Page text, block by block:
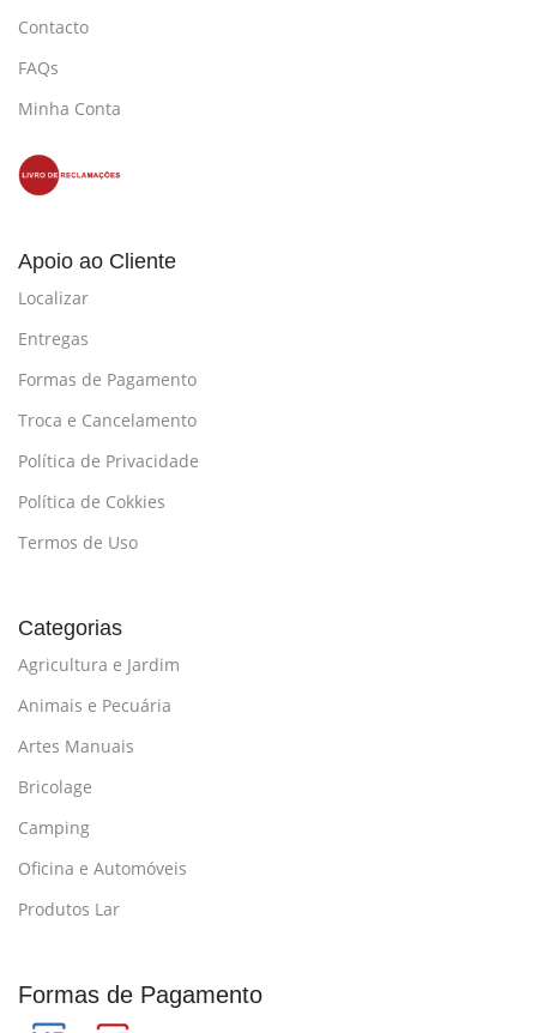
Contacto
FAQs
Minha Conta
Apoio ao Cliente
Localizar
Entregas
Formas de Pagamento
Troca e Cancelamento
Política de Privacidade
Política de Cokkies
Termos de Uso
Categorias
Agricultura e Jardim
Animais e Pecuária
Artes Manuais
Bricolage
Camping
Oficina e Automóveis
Produtos Lar
Formas de Pagamento